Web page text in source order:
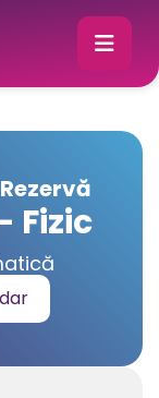
Fizic